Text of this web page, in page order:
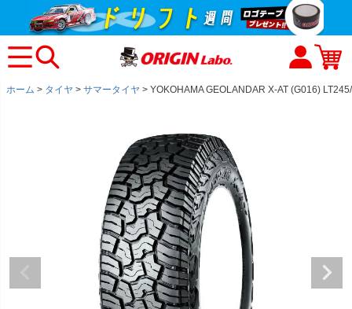
ホーム タイヤ サマータイヤ YOKOHAMA GEOLANDAR X-AT (G016)